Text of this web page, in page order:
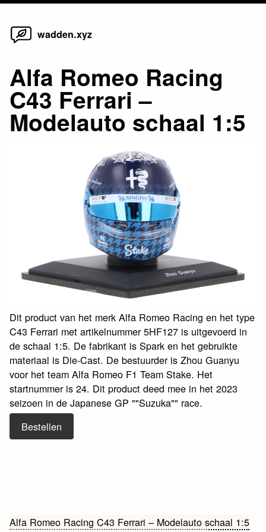
Skip
wadden.xyz
Alfa Romeo Racing
C43 Ferrari –
Modelauto schaal 1:5
Dit product van het merk Alfa Romeo Racing en het type
C43 Ferrari met artikelnummer 5HF127 is uitgevoerd in
de schaal 1:5. De fabrikant is Spark en het gebruikte
materiaal is Die-Cast. De bestuurder is Zhou Guanyu
voor het team Alfa Romeo F1 Team Stake. Het
startnummer is 24. Dit product deed mee in het 2023
seizoen in de Japanese GP ""Suzuka"" race.
Bestellen
Bericht
Alfa Romeo Racing C43 Ferrari – Modelauto schaal 1:5